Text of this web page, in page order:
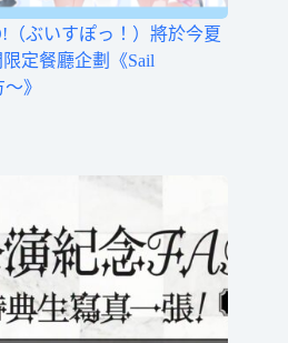
（ぶいすぽっ！）將於今夏
定餐廳企劃《Sail
》